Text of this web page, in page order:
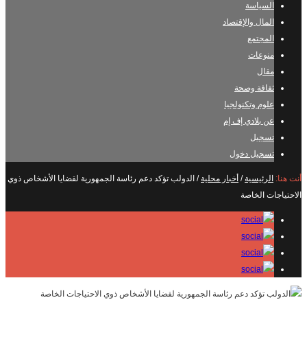
السياسة
المال والإقتصاد
المجتمع
منوعات
مقال
ثقافة وصحة
علوم وتكنولجيا
عن بلادي إف إم
تسجيل
تسجيل دخول
أنت هنا: الرئيسية / أخبار محلية / الدولب تؤكد دعم رئاسة الجمهورية لقضايا الأشخاص ذوي
الاحتياجات الخاصة